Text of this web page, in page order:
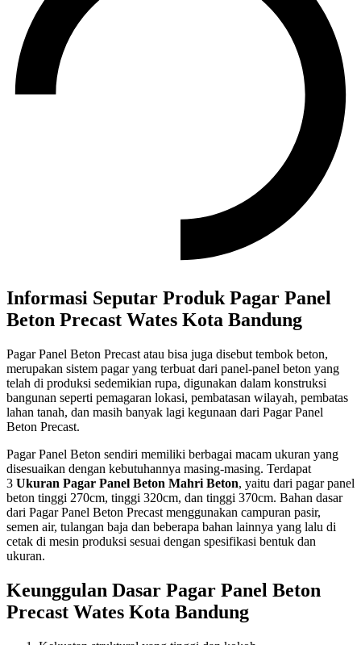
Informasi Seputar Produk Pagar Panel
Beton Precast Wates Kota Bandung
Pagar Panel Beton Precast atau bisa juga disebut tembok beton,
merupakan sistem pagar yang terbuat dari panel-panel beton yang
telah di produksi sedemikian rupa, digunakan dalam konstruksi
bangunan seperti pemagaran lokasi, pembatasan wilayah, pembatas
lahan tanah, dan masih banyak lagi kegunaan dari Pagar Panel
Beton Precast.
Pagar Panel Beton sendiri memiliki berbagai macam ukuran yang
disesuaikan dengan kebutuhannya masing-masing. Terdapat
3 Ukuran Pagar Panel Beton Mahri Beton, yaitu dari pagar panel
beton tinggi 270cm, tinggi 320cm, dan tinggi 370cm. Bahan dasar
dari Pagar Panel Beton Precast menggunakan campuran pasir,
semen air, tulangan baja dan beberapa bahan lainnya yang lalu di
cetak di mesin produksi sesuai dengan spesifikasi bentuk dan
ukuran.
Keunggulan Dasar Pagar Panel Beton
Precast Wates Kota Bandung